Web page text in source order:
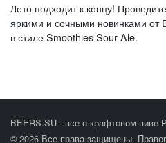
Лето подходит к концу!
яркими и сочными новинками от
в стиле Smoothies Sour Ale.
BEERS.SU - все о крафтовом пиве
© 2026 Все права защищены.